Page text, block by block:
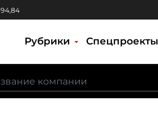
94,84
Рубрики Спецпроекты